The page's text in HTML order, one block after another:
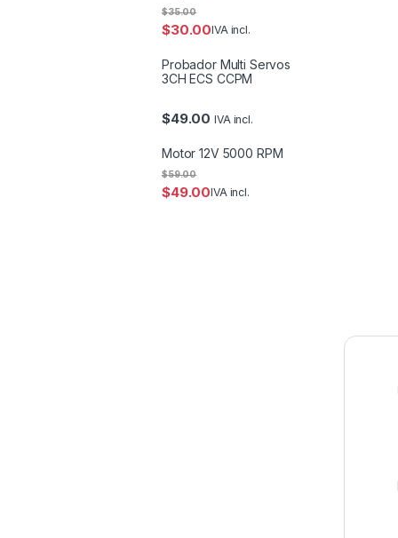
$30.00
$35.00
IVA incl.
Probador Multi Servos
3CH ECS CCPM
$49.00 IVA incl.
Motor 12V 5000 RPM
$49.00
$59.00
IVA incl.